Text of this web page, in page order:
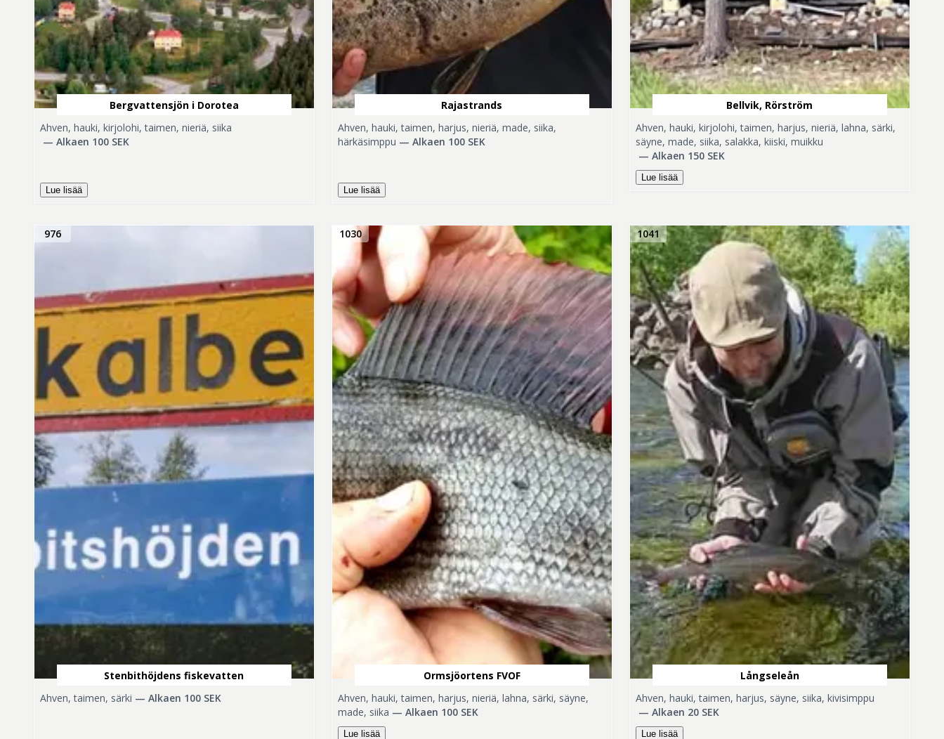
Bergvattensjön i Dorotea
Ahven, hauki, kirjolohi, taimen, nieriä, siika
— Alkaen 100 SEK
Lue lisää
Rajastrands
Ahven, hauki, taimen, harjus, nieriä, made, siika,
härkäsimppu — Alkaen 100 SEK
Lue lisää
Bellvik, Rörström
Ahven, hauki, kirjolohi, taimen, harjus, nieriä, lahna, särki,
säyne, made, siika, salakka, kiiski, muikku
— Alkaen 150 SEK
Lue lisää
976
Stenbithöjdens fiskevatten
Ahven, taimen, särki — Alkaen 100 SEK
1030
Ormsjöortens FVOF
Ahven, hauki, taimen, harjus, nieriä, lahna, särki, säyne,
made, siika — Alkaen 100 SEK
Lue lisää
1041
Långseleån
Ahven, hauki, taimen, harjus, säyne, siika, kivisimppu
— Alkaen 20 SEK
Lue lisää